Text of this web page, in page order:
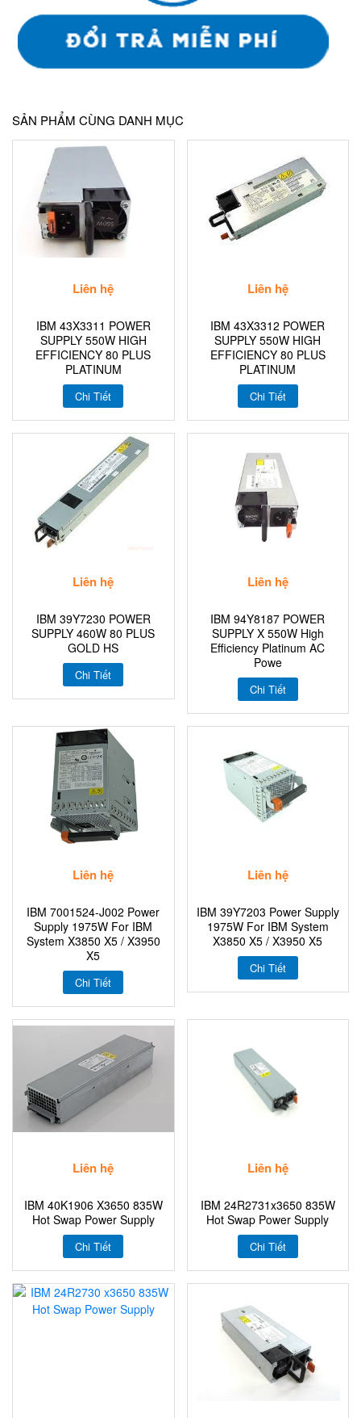
SẢN PHẨM CÙNG DANH MỤC
Liên hệ
IBM 43X3311 POWER
SUPPLY 550W HIGH
EFFICIENCY 80 PLUS
PLATINUM
Chi Tiết
Liên hệ
IBM 43X3312 POWER
SUPPLY 550W HIGH
EFFICIENCY 80 PLUS
PLATINUM
Chi Tiết
Liên hệ
IBM 39Y7230 POWER
SUPPLY 460W 80 PLUS
GOLD HS
Chi Tiết
Liên hệ
IBM 94Y8187 POWER
SUPPLY X 550W High
Efficiency Platinum AC
Powe
Chi Tiết
Liên hệ
IBM 7001524-J002 Power
Supply 1975W For IBM
System X3850 X5 / X3950
X5
Chi Tiết
Liên hệ
IBM 39Y7203 Power Supply
1975W For IBM System
X3850 X5 / X3950 X5
Chi Tiết
Liên hệ
IBM 40K1906 X3650 835W
Hot Swap Power Supply
Chi Tiết
Liên hệ
IBM 24R2731x3650 835W
Hot Swap Power Supply
Chi Tiết